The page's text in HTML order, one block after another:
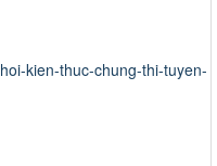
kien-thuc-chung-thi-tuyen-